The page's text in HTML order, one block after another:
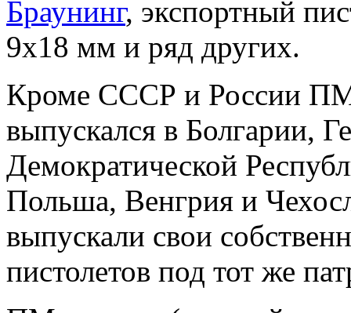
Браунинг, экспортный
9х18 мм и ряд других.
Кроме СССР и России
выпускался в Болгарии,
Демократической
Польша, Венгрия и
выпускали свои
пистолетов под тот же